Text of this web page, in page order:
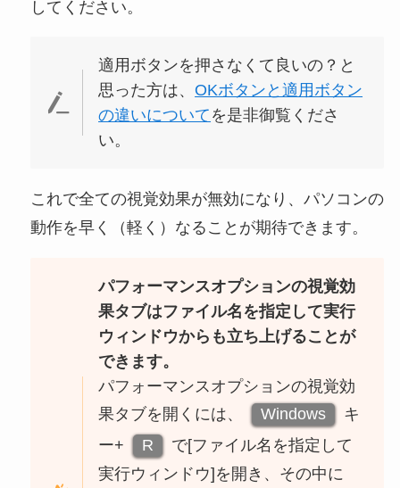
してください。
適用ボタンを押さなくて良いの？と
思った方は、OKボタンと適用ボタン
の違いについて を是非御覧くださ
い。
これで全ての視覚効果が無効になり、パソコンの
動作を早く（軽く）なることが期待できます。
パフォーマンスオプションの視覚効
果タブはファイル名を指定して実行
ウィンドウからも立ち上げることが
できます。
パフォーマンスオプションの視覚効
果タブを開くには、
Windows
キ
ー+
R
で[ファイル名を指定して
実行ウィンドウ]を開き、その中に